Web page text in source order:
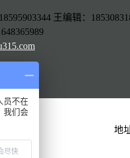
王编辑：
地
员不在
我们会